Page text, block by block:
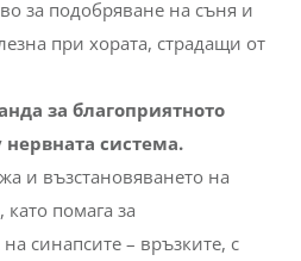
при хората, страдащи от
за благоприятното
система.
и възстановяването на
помага за
синапсите – връзките, с
комуникират помежду си.